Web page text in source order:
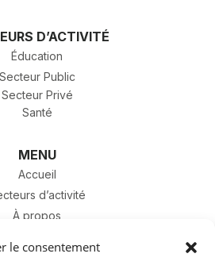
le consentement
D’ACTIVITÉ
Éducation
Secteur Public
Secteur Privé
Santé
MENU
Accueil
d’activité
À propos